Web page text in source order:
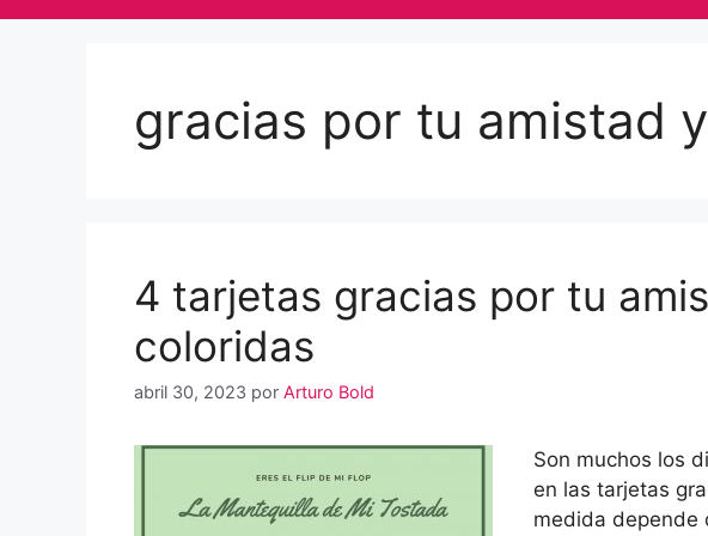
gracias por tu amistad
4 tarjetas gracias por tu
coloridas
abril 30, 2023 por Arturo Bold
Son muchos los
en las tarjetas
medida depende